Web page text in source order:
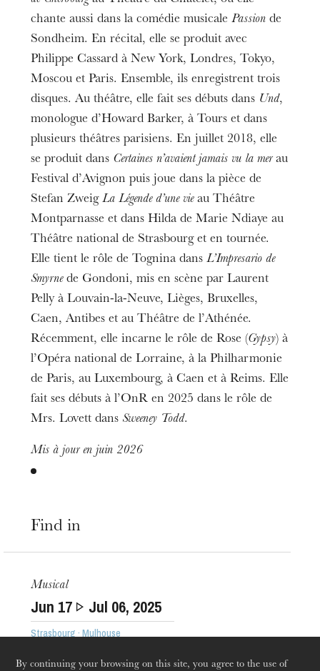
By continuing your browsing on this site, you agree to the use of
Guided tours of the Opera
chante aussi dans la comédie musicalePassion de
Sondheim. En récital, elle se produit avec
Philippe Cassard à New York, Londres, Tokyo,
Moscou et Paris. Ensemble, ils enregistrent trois
disques. Au théâtre, elle fait ses débuts dans Und,
monologue d’Howard Barker, à Tours et dans
plusieurs théâtres parisiens. En juillet 2018, elle
se produit dans Certaines n’avaient jamais vu la merau
Festival d’Avignon puis joue dans la pièce de
Stefan ZweigLa Légende d’une vieau Théâtre
Montparnasse et dans Hilda de Marie Ndiaye au
Théâtre national de Strasbourg et en tournée.
Elle tient le rôle de Tognina dansL’Impresario de
Smyrnede Gondoni, mis en scène par Laurent
Pelly à Louvain-la-Neuve, Lièges, Bruxelles,
Caen, Antibes et au Théâtre de l’Athénée.
Récemment, elle incarne le rôle de Rose (Gypsy) à
l’Opéra national de Lorraine, à la Philharmonie
de Paris, au Luxembourg, à Caen et à Reims. Elle
fait ses débuts à l’OnR en 2025 dans le rôle de
Mrs. Lovett dans Sweeney Todd.
Mis à jour en juin 2026
Find in
Musical
Jun 17 Jul 06, 2025
Strasbourg · Mulhouse